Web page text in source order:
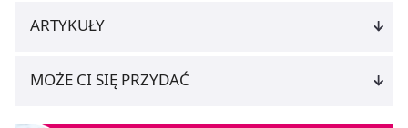
ARTYKUŁY
MOŻE CI SIĘ PRZYDAĆ